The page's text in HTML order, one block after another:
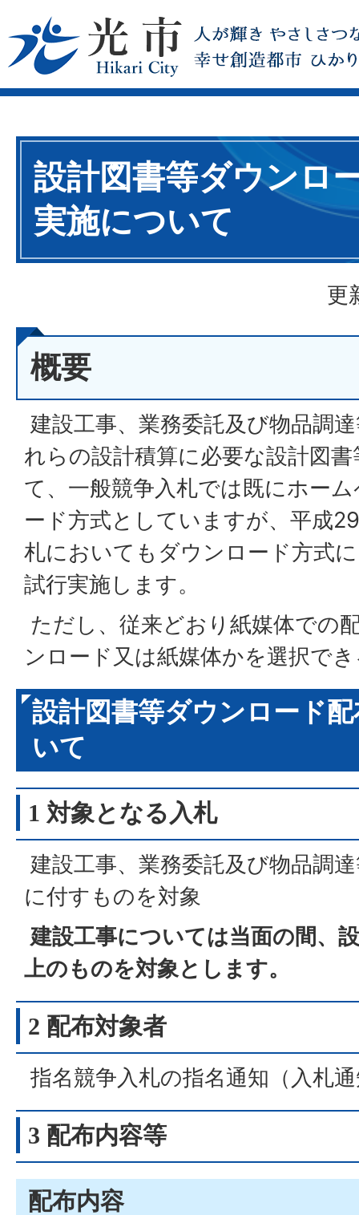
設計図書等ダウンロ
実施について
更
概要
建設工事、業務委託及び物品調
れらの設計積算に必要な設計図
て、一般競争入札では既にホー
ード方式としていますが、平成
札においてもダウンロード方式
試行実施します。
ただし、従来どおり紙媒体での
ンロード又は紙媒体かを選択で
設計図書等ダウンロード
いて
1 対象となる入札
建設工事、業務委託及び物品調
に付すものを対象
建設工事については当面の間、
上のものを対象とします。
2 配布対象者
指名競争入札の指名通知（入札
3 配布内容等
配布内容